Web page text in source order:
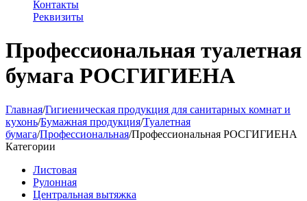
Контакты
Реквизиты
Профессиональная туалетная
бумага РОСГИГИЕНА
Главная/Гигиеническая продукция для санитарных комнат и
кухонь/Бумажная продукция/Туалетная
бумага/Профессиональная/Профессиональная РОСГИГИЕНА
Категории
Листовая
Рулонная
Центральная вытяжка